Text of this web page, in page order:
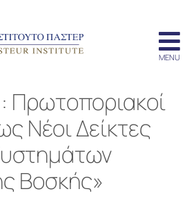
Πρωτοποριακοί
Νέοι Δείκτες
Βοσκής»